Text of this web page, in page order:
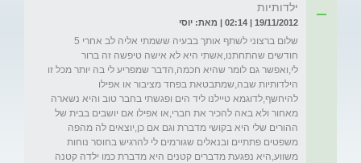
ילדותיות
19/11/2012 | 02:14 | מאת: יוסי
חודשים שהתחתנו,אשתי היא לא אישה טיפשה זה ברור
לי,ואפשר גם לומר שהיא חכמה,הדבר שמפריע לי בה יותר מכל זו
הילדותיות שבה,שמתבטאת בפחד מציבור או אפילו
להיחשף,לדוגמא טיילנו ליד הים ופגשתי בחבר טוב והיא נשארה
מאחור ולא באה להכיר את חברי,או אפילו אם יושבים בבית של
ההורים שלי היא בקושי מדברת וגם אם כן,יוצאים לה מהפה
משפטים פתתיים ובנאלים שגורמים לי להרגיש בחוסר נוחות
משווע,היא נפגעת מדברים קטנים היא מדברת כמו ילדה קטנה